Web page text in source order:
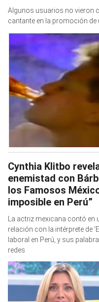
Algunos usuarios no vieron
cantante en la promoción de
Cynthia Klitbo
enemistad con
los Famosos
imposible en Perú”
La actriz mexicana contó
relación con la intérprete de
laboral en Perú, y sus
redes